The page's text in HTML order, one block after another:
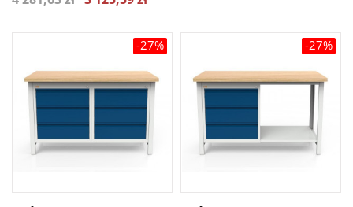
-27% -27%